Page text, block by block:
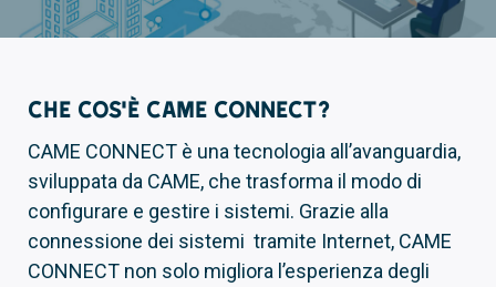
Che cos’è CAME CONNECT?
CAME CONNECT è una tecnologia all’avanguardia,
sviluppata da CAME, che trasforma il modo di
configurare e gestire i sistemi. Grazie alla
connessione dei sistemi tramite Internet, CAME
CONNECT non solo migliora l’esperienza degli